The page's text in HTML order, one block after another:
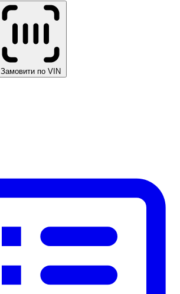
Замовити по VIN